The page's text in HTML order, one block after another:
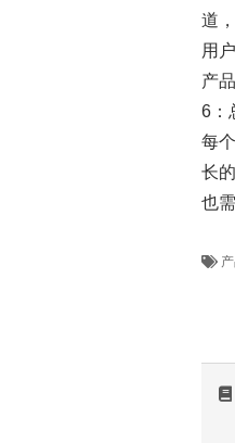
道
用
产
6：
每
长
也